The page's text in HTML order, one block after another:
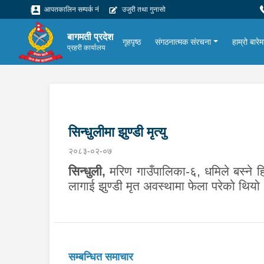
आपतकालिन सम्पर्क नं उजुरी तथा गुनासो
बागमती प्रदेश
प्रहरी कार्यालय
गृहपृष्ठ संगठनात्मक संरचना हाम्रो
सिन्धुलीमा झुण्डी मृत्यु
२०८३-०२-०७
सिन्धुली, मरिण गाउँपालिका-६, धमिले बस्ने
लागाई झुण्डी मृत अवस्थामा फेला परेको
सम्बन्धित समाचार